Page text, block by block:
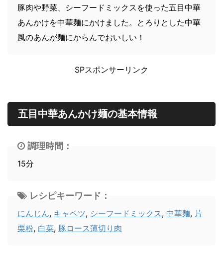
豚肉や野菜、シーフードミックスを使った五目中華
あんかけを中華麺にかけました。とろりとした中華
風のあんが麺にからんでおいしい！
SPスポンサーリンク
五目中華あんかけ麺の基本情報
調理時間：
15分
レシピキーワード：
にんじん, キャベツ, シーフードミックス, 中華麺, 片
栗粉, 白菜, 豚ロース薄切り肉